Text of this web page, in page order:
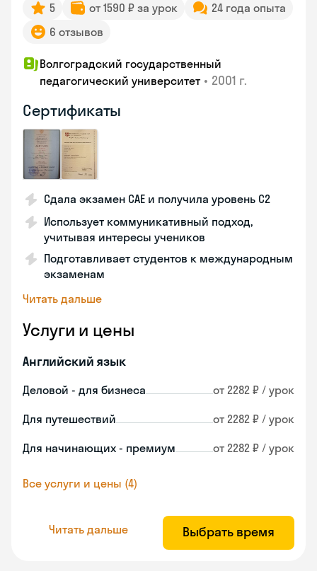
5 от 1590 ₽ за урок
24 года опыта
6 отзывов
Волгоградский государственный
педагогический университет • 2001 г.
Сертификаты
Сдала экзамен CAE и получила уровень С2
Использует коммуникативный подход,
учитывая интересы учеников
Подготавливает студентов к международным
экзаменам
Читать дальше
Услуги и цены
Английский язык
Деловой - для бизнеса от 2282 ₽ / урок
Для путешествий от 2282 ₽ / урок
Для начинающих - премиум от 2282 ₽ / урок
Все услуги и цены (4)
Читать дальше Выбрать время